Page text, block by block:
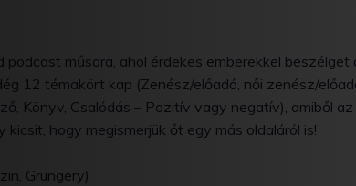
podcast műsora, ahol érdekes emberekkel
12 témakört kap (Zenész/előadó, női zenész/
Könyv, Csalódás – Pozitív vagy negatív), amiből
kicsit, hogy megismerjük őt egy más oldaláról is!
Grungery)